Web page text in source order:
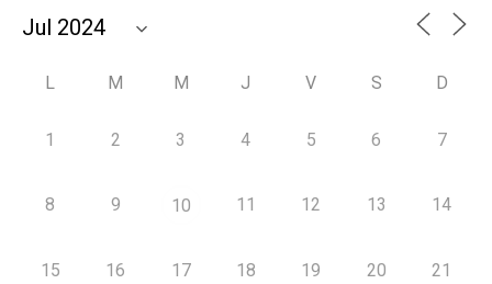
L M M J V S D
1 2 3 4 5 6 7
8 9 10 11 12 13 14
15 16 17 18 19 20 21